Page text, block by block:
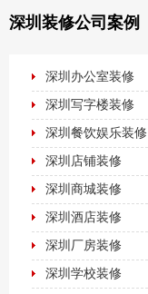
深圳装修公司案例
深圳办公室装修
深圳写字楼装修
深圳餐饮娱乐装修
深圳店铺装修
深圳商城装修
深圳酒店装修
深圳厂房装修
深圳学校装修